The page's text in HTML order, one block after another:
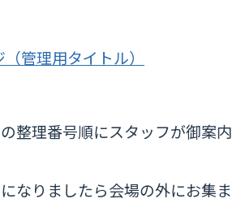
管理用タイトル）
整理番号順にスタッフが御案内
なりましたら会場の外にお集ま